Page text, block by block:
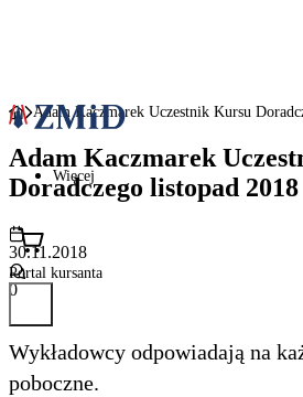
Więcej
Portal kursanta
Adam Kaczmarek Uczestnik Kursu
Adam Kaczmarek
Doradczego listopad 2018
30.11.2018
0
Wykładowcy odpowiadają na
poboczne.